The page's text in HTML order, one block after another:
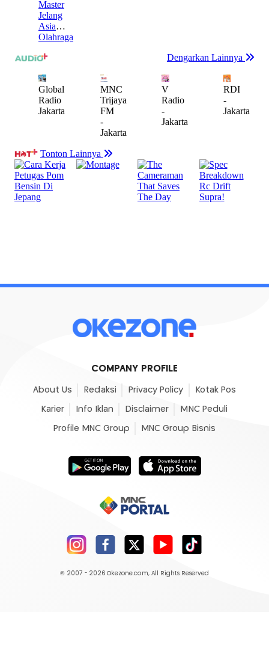
COMPANY PROFILE
About Us Redaksi Privacy Policy Kotak Pos
Karier Info Iklan Disclaimer MNC Peduli
Profile MNC Group MNC Group Bisnis
© 2007 - 2026 Okezone.com, All Rights Reserved